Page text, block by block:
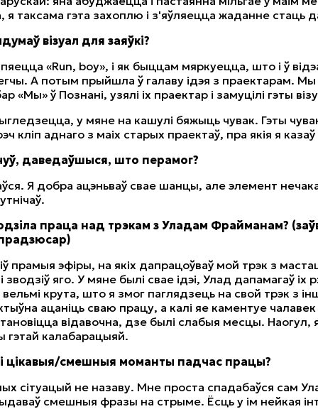
я таксама гэта захоплю і з'яўляецца жаданне стаць
візуал для заяўкі?
«Run, boy», і як быццам мяркуецца, што і ў
А потым прыйшла ў галаву ідэя з праектарам. Мы
«Мы» ў Познані, узялі іх праектар і замуцілі гэты
у мяне на кашулі бяжыць чувак. Гэты
кліп аднаго з маіх старых праектаў, пра якія я
даведаўшыся, што перамог?
Я добра ацэньваў свае шанцы, але элемент
праца над трэкам з Уладам Фрайманам?
прамыя эфіры, на якіх дапрацоўваў мой трэк з
зводзіў яго. У мяне былі свае ідэі, Улад дапамагаў іх
вельмі крута, што я змог паглядзець на свой трэк з
ацаніць сваю працу, а калі яе каментуе
відавочна, дзе былі слабыя месцы. Наогул,
гэтай калабарацыяй.
цікавыя/смешныя моманты падчас працы?
сітуацый не назаву. Мне проста спадабаўся сам
смешныя фразы на стрыме. Ёсць у ім нейкая